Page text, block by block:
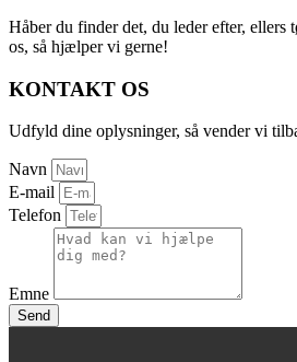
Håber du finder det, du leder efter, ellers
os, så hjælper vi gerne!
KONTAKT OS
Udfyld dine oplysninger, så vender vi
Navn
E-mail
Telefon
Emne
Send